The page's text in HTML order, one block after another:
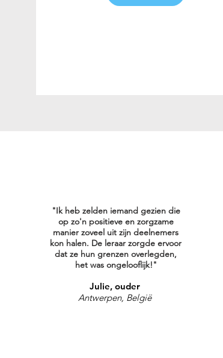
"Ik heb zelden iemand gezien die
op zo'n positieve en zorgzame
manier zoveel uit zijn deelnemers
kon halen. De leraar zorgde ervoor
dat ze hun grenzen overlegden,
het was ongelooflijk!"
Julie, ouder
Antwerpen, België